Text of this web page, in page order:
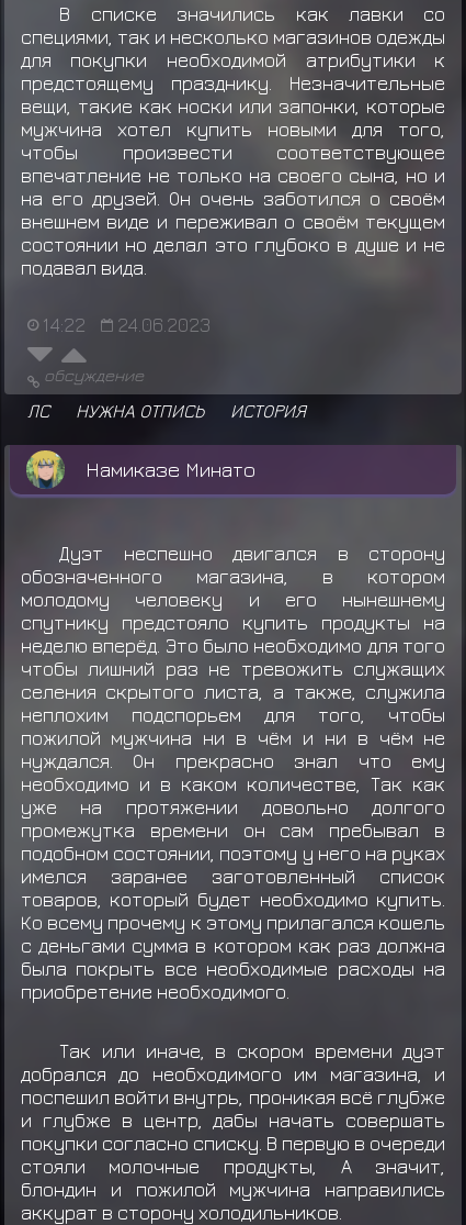
В списке значились как лавки со
специями, так и несколько магазинов одежды
для покупки необходимой атрибутики к
предстоящему празднику. Незначительные
вещи, такие как носки или запонки, которые
мужчина хотел купить новыми для того,
чтобы произвести соответствующее
впечатление не только на своего сына, но и
на его друзей. Он очень заботился о своём
внешнем виде и переживал о своём текущем
состоянии но делал это глубоко в душе и не
подавал вида.
14:22 24.06.2023
обсуждение
ЛС НУЖНА ОТПИСЬ ИСТОРИЯ
Намиказе Минато
Дуэт неспешно двигался в сторону
обозначенного магазина, в котором
молодому человеку и его нынешнему
спутнику предстояло купить продукты на
неделю вперёд. Это было необходимо для того
чтобы лишний раз не тревожить служащих
селения скрытого листа, а также, служила
неплохим подспорьем для того, чтобы
пожилой мужчина ни в чём и ни в чём не
нуждался. Он прекрасно знал что ему
необходимо и в каком количестве, Так как
уже на протяжении довольно долгого
промежутка времени он сам пребывал в
подобном состоянии, поэтому у него на руках
имелся заранее заготовленный список
товаров, который будет необходимо купить.
Ко всему прочему к этому прилагался кошель
с деньгами сумма в котором как раз должна
была покрыть все необходимые расходы на
приобретение необходимого.
Так или иначе, в скором времени дуэт
добрался до необходимого им магазина, и
поспешил войти внутрь, проникая всё глубже
и глубже в центр, дабы начать совершать
покупки согласно списку. В первую в очереди
стояли молочные продукты, А значит,
блондин и пожилой мужчина направились
аккурат в сторону холодильников.